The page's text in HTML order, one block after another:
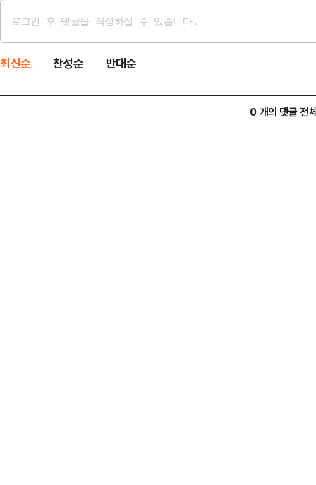
최신순 찬성순 반대순
0 개의 댓글 전